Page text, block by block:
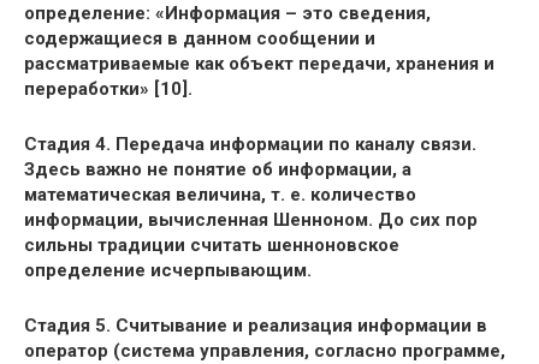
определение: «Информация – это сведения,
содержащиеся в данном сообщении и
рассматриваемые как объект передачи, хранения и
переработки» [10].
Стадия 4. Передача информации по каналу связи.
Здесь важно не понятие об информации, а
математическая величина, т. е. количество
информации, вычисленная Шенноном. До сих пор
сильны традиции считать шенноновское
определение исчерпывающим.
Стадия 5. Считывание и реализация информации в
оператор (система управления, согласно программе,